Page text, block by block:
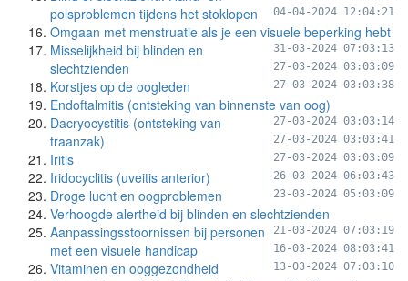
polsproblemen tijdens het stoklopen
04-04-2024 12:04:21
Omgaan met menstruatie als je een visuele beperking hebt
31-03-2024 07:03:13
Misselijkheid bij blinden en
slechtzienden
27-03-2024 03:03:09
Korstjes op de oogleden 27-03-2024 03:03:38
Endoftalmitis (ontsteking van binnenste van oog)
27-03-2024 03:03:14
Dacryocystitis (ontsteking van
traanzak)
27-03-2024 03:03:41
Iritis 27-03-2024 03:03:09
Iridocyclitis (uveitis anterior) 26-03-2024 06:03:43
Droge lucht en oogproblemen 23-03-2024 05:03:09
Verhoogde alertheid bij blinden en slechtzienden
21-03-2024 07:03:19
Aanpassingsstoornissen bij personen
met een visuele handicap
16-03-2024 08:03:41
Vitaminen en ooggezondheid 13-03-2024 07:03:10